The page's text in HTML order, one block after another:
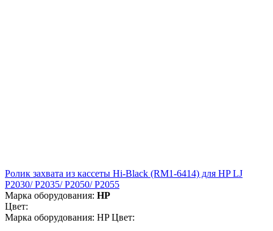
Ролик захвата из кассеты Hi-Black (RM1-6414) для HP LJ
P2030/ P2035/ P2050/ P2055
Марка оборудования: HP
Цвет:
Марка оборудования: HP Цвет: